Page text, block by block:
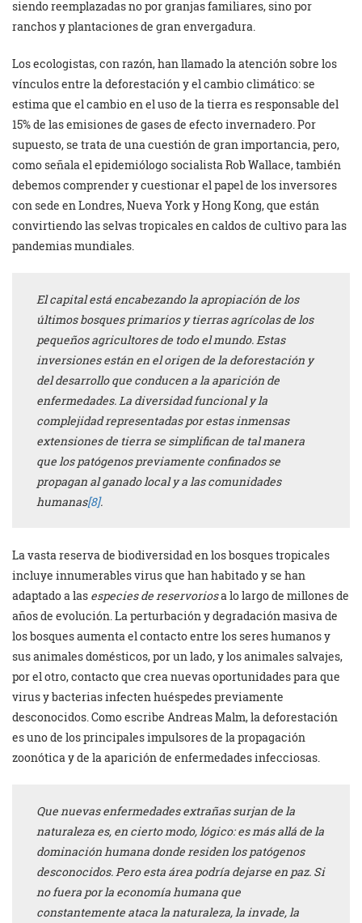
siendo reemplazadas no por granjas familiares, sino por
ranchos y plantaciones de gran envergadura.
Los ecologistas, con razón, han llamado la atención sobre los
vínculos entre la deforestación y el cambio climático: se
estima que el cambio en el uso de la tierra es responsable del
15% de las emisiones de gases de efecto invernadero. Por
supuesto, se trata de una cuestión de gran importancia, pero,
como señala el epidemiólogo socialista Rob Wallace, también
debemos comprender y cuestionar el papel de los inversores
con sede en Londres, Nueva York y Hong Kong, que están
convirtiendo las selvas tropicales en caldos de cultivo para las
pandemias mundiales.
El capital está encabezando la apropiación de los
últimos bosques primarios y tierras agrícolas de los
pequeños agricultores de todo el mundo. Estas
inversiones están en el origen de la deforestación y
del desarrollo que conducen a la aparición de
enfermedades. La diversidad funcional y la
complejidad representadas por estas inmensas
extensiones de tierra se simplifican de tal manera
que los patógenos previamente confinados se
propagan al ganado local y a las comunidades
humanas[8].
La vasta reserva de biodiversidad en los bosques tropicales
incluye innumerables virus que han habitado y se han
adaptado a las especies de reservoriosa lo largo de millones de
años de evolución. La perturbación y degradación masiva de
los bosques aumenta el contacto entre los seres humanos y
sus animales domésticos, por un lado, y los animales salvajes,
por el otro, contacto que crea nuevas oportunidades para que
virus y bacterias infecten huéspedes previamente
desconocidos. Como escribe Andreas Malm, la deforestación
es uno de los principales impulsores de la propagación
zoonótica y de la aparición de enfermedades infecciosas.
Que nuevas enfermedades extrañas surjan de la
naturaleza es, en cierto modo, lógico: es más allá de la
dominación humana donde residen los patógenos
desconocidos. Pero esta área podría dejarse en paz. Si
no fuera por la economía humana que
constantemente ataca la naturaleza, la invade, la